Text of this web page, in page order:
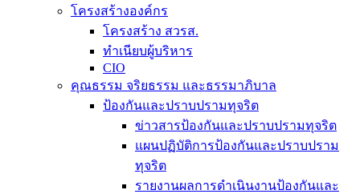
โครงสร้างองค์กร
โครงสร้าง สวรส.
ทำเนียบผู้บริหาร
CIO
คุณธรรม จริยธรรม และธรรมาภิบาล
ป้องกันและปราบปรามทุจริต
ข่าวสารป้องกันและปราบปรามทุจริต
แผนปฏิบัติการป้องกันและปราบปราม
ทุจริต
รายงานผลการดำเนินงานป้องกันและ